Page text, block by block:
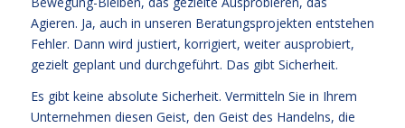
Agieren. Ja, auch in unseren Beratungsprojekten entstehen
Fehler. Dann wird justiert, korrigiert, weiter ausprobiert,
gezielt geplant und durchgeführt. Das gibt Sicherheit.
Es gibt keine absolute Sicherheit. Vermitteln Sie in Ihrem
Unternehmen diesen Geist, den Geist des Handelns, die